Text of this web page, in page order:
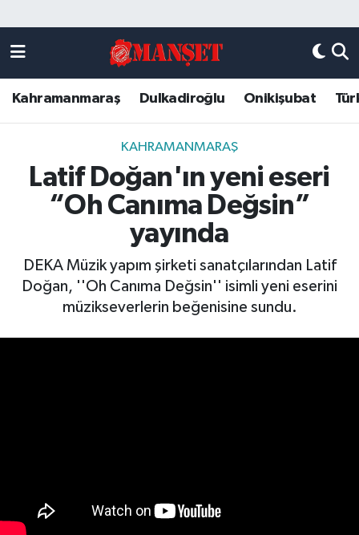
Kahramanmaraş Dulkadiroğlu Onikişubat
KAHRAMANMARAŞ
Latif Doğan'ın yeni eseri
“Oh Canıma Değsin”
yayında
DEKA Müzik yapım şirketi sanatçılarından Latif
Doğan, ''Oh Canıma Değsin'' isimli yeni eserini
müzikseverlerin beğenisine sundu.
DULKADİROĞLU
KAHRAMANMARAŞ
ONİKİŞUBAT
Künye
Kahramanmaraş Nöbetçi Eczaneler
Kahramanmaraş Hava Durumu
Kahramanmaraş Trafik Yoğunluk Haritası
Süper Lig Puan Durumu ve Fikstür
Son Dakika Haberleri
Haber Arşivi